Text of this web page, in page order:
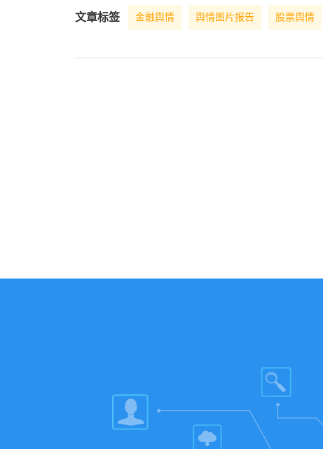
文章标签 金融舆情 舆情图片报告 股票舆情